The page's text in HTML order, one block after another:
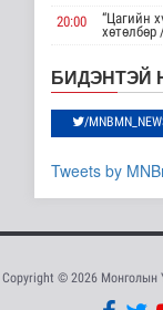
20:00
“Цагийн
хөтөлбөр
20:45 Хөндөх
21:15
100%
мэдэхүйн
22:15
23:30
БИДЭНТЭЙ
/
Tweets by
Copyright © 2026 Монголын